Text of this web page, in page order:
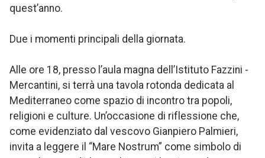
quest’anno.
Due i momenti principali della giornata.
Alle ore 18, presso l’aula magna dell’Istituto Fazzini -
Mercantini, si terrà una tavola rotonda dedicata al
Mediterraneo come spazio di incontro tra popoli,
religioni e culture. Un’occasione di riflessione che,
come evidenziato dal vescovo Gianpiero Palmieri,
invita a leggere il “Mare Nostrum” come simbolo di